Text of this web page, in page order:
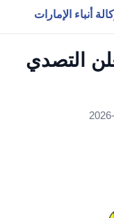
أنباء الإمارات
التصدي